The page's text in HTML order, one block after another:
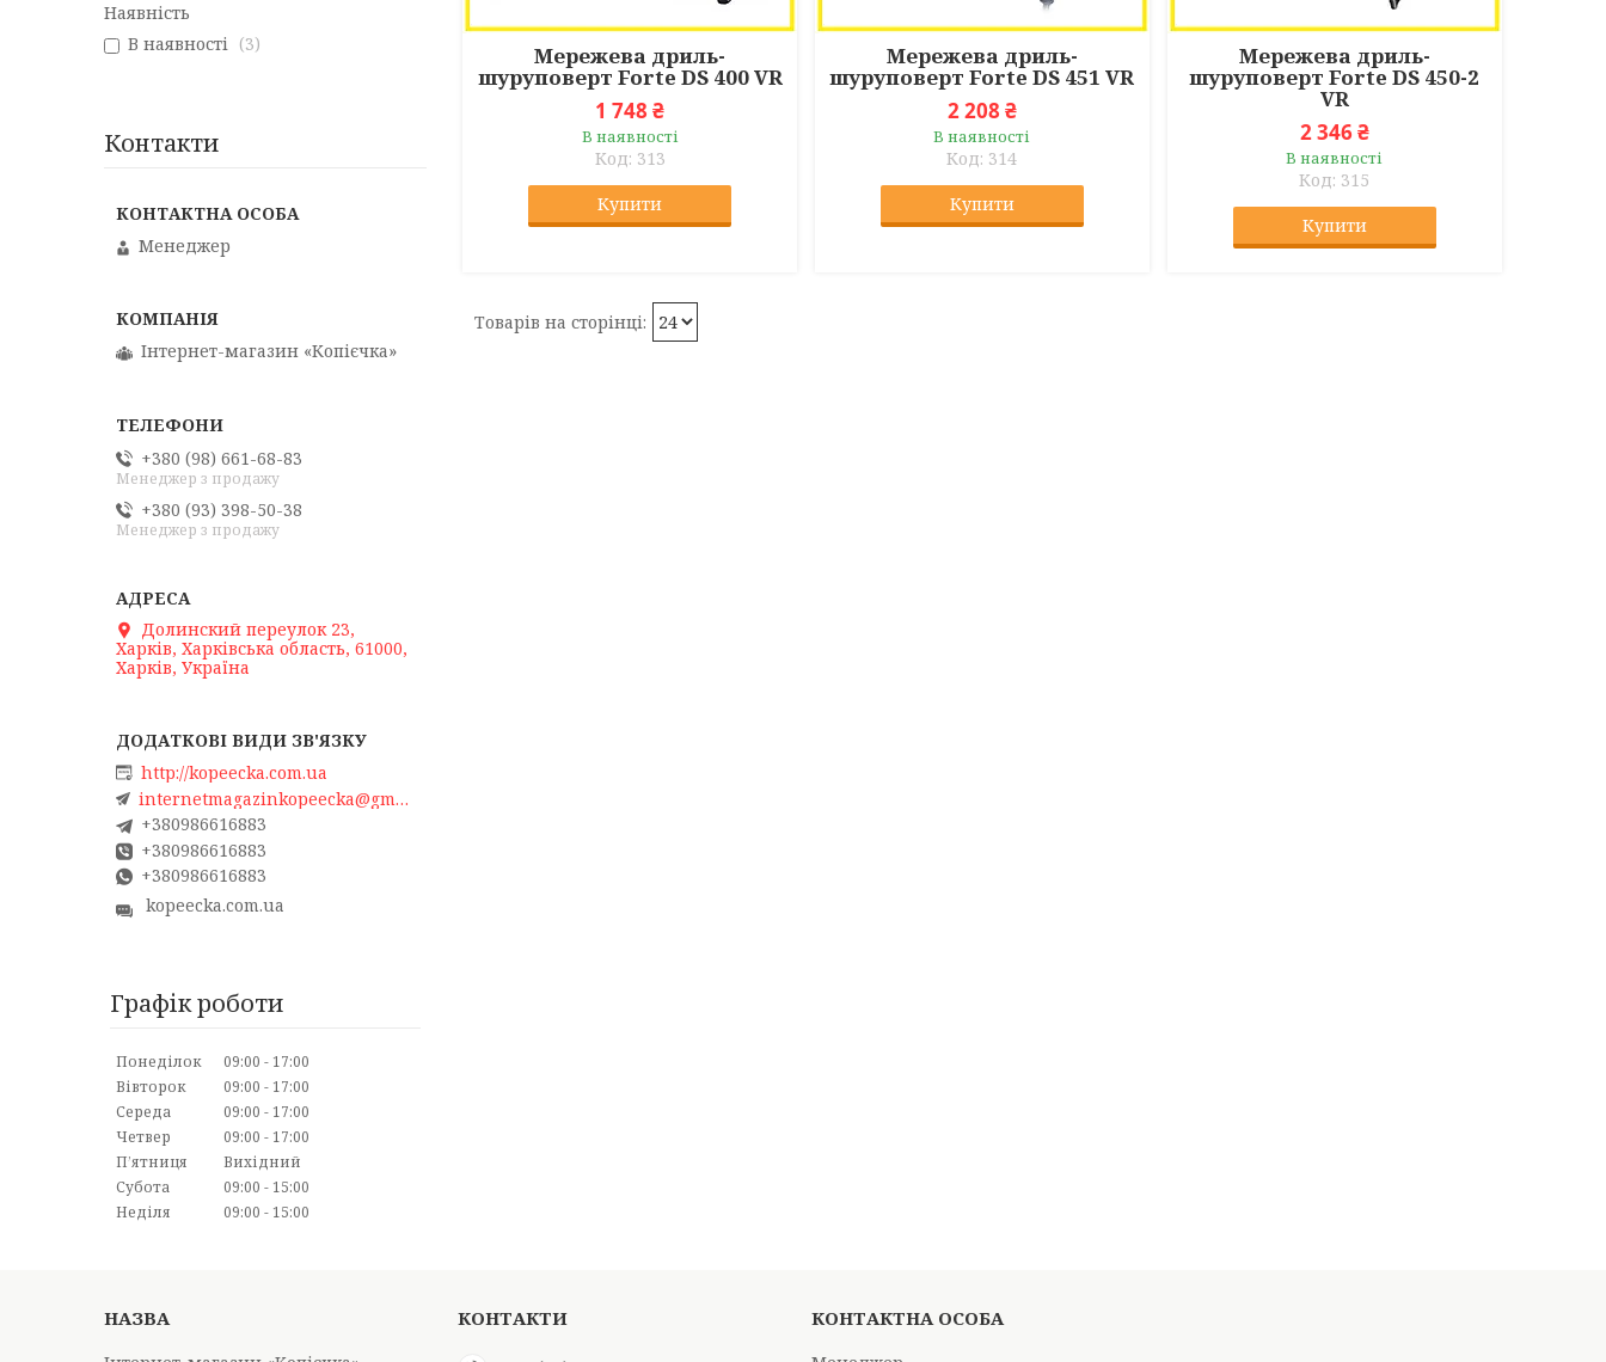
Мережева дриль-
шуруповерт Forte DS 400 VR
1 748 ₴
В наявності
313
Купити
Мережева дриль-
шуруповерт Forte DS 451 VR
2 208 ₴
В наявності
314
Купити
Мережева дриль-
шуруповерт Forte DS 450-2
VR
2 346 ₴
В наявності
315
Купити
Наявність
В наявності
3
Контакти
Менеджер
Інтернет-магазин «Копієчка»
+380 (98) 661-68-83
Менеджер з продажу
+380 (93) 398-50-38
Менеджер з продажу
Долинский переулок 23,
Харків, Харківська область, 61000,
Харків, Україна
http://kopeecka.com.ua
internetmagazinkopeecka@gmail.com
+380986616883
+380986616883
+380986616883
kopeecka.com.ua
Графік роботи
Понеділок 09:00
17:00
Вівторок
09:00
17:00
Середа
09:00
17:00
Четвер
09:00
17:00
Пʼятниця
Вихідний
Субота
09:00
15:00
Неділя
09:00 15:00